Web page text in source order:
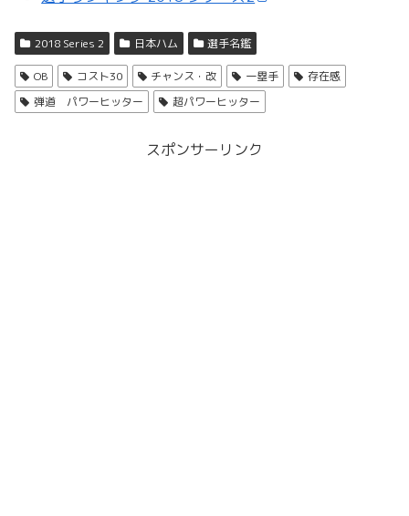
2018 Series 2 日本ハム 選手名鑑
OB コスト30 チャンス・改 一塁手
存在感
弾道 パワーヒッター
超パワーヒッター
スポンサーリンク